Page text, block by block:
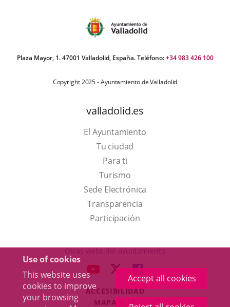
Use of cookies
This website uses
cookies to improve
your browsing
Accept all cookies
Plaza Mayor, 1. 47001 Valladolid, España. Teléfono:+34 983 426 100
Copyright 2025 - Ayuntamiento de Valladolid
valladolid.es
El Ayuntamiento
Tu ciudad
Para ti
TurismoThis
link
will
open
a
up
window.
Sede Electrónica
Transparencia
Participación
Otras webs del ayuntamiento
LINK
EXTERNAL
LINK
TO
EXTERNAL
LINK
TO
EXTERNAL
ACCESIBILIDAD
MAPA WEB